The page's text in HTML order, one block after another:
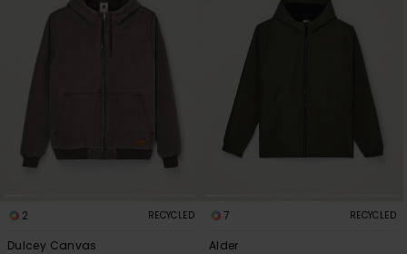
2 RECYCLED
Dulcey Canvas
7 RECYCLED
Alder